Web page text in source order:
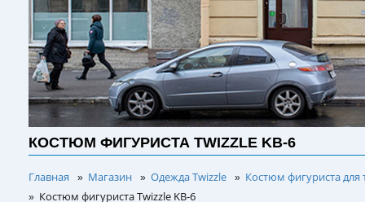
КОСТЮМ ФИГУРИСТА TWIZZLE KB-6
Главная » Магазин » Одежда Twizzle » Костюм фигуриста для
» Костюм фигуриста Twizzle KB-6